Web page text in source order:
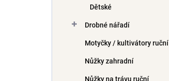
Dětské
Drobné nářadí
Motyčky / kultivátory ruční
Nůžky zahradní
Nůžky na trávu ruční